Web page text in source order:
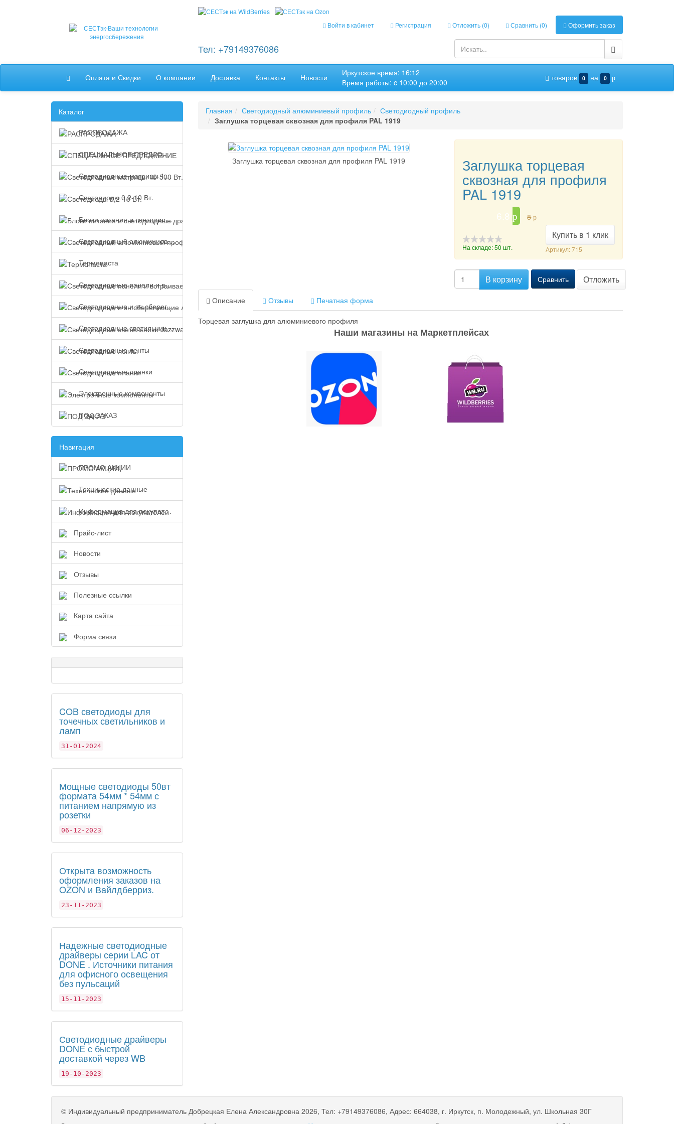
Войти в кабинет Регистрация Отложить (0) Сравнить (0) Оформить заказ
Тел: +79149376086
Оплата и Скидки О компании Доставка Контакты Новости товаров 0 на 0 p
Иркутское время: 16:12
Время работы: c 10:00 до 20:00
Каталог
РАСПРОДАЖА
СПЕЦИАЛЬНОЕ ПРЕДЛОЖЕНИЕ
Светодиодные матрицы 10-500 Вт.
Светодиоды 0,2-10 Вт.
Блоки питания и светодиодные драйверы
Светодиодный алюминиевый профиль
Термопаста
Светодиодные панели и встраиваемые светильники
Светодиодные и эн.сберегающие лампы
Светодиодные светильники Jazzway
Светодиодные ленты
Светодиодные планки
Электронные компоненты
ПОД ЗАКАЗ
Навигация
ПРОМО АКЦИИ
Технические данные
Информация для покупателей
Прайс-лист
Новости
Отзывы
Полезные ссылки
Карта сайта
Форма связи
COB светодиоды для
точечных светильников и
ламп
31-01-2024
Мощные светодиоды 50вт
формата 54мм * 54мм с
питанием напрямую из
розетки
06-12-2023
Открыта возможность
оформления заказов на
OZON и Вайлдберриз.
23-11-2023
Надежные светодиодные
драйверы серии LAC от
DONE . Источники питания
для офисного освещения
без пульсаций
15-11-2023
Светодиодные драйверы
DONE с быстрой
доставкой через WB
19-10-2023
Главная Светодиодный алюминиевый профиль
Светодиодный профиль
Заглушка торцевая сквозная для профиля PAL 1919
Заглушка торцевая сквозная для профиля PAL 1919 Заглушка торцевая
сквозная для профиля
PAL 1919
6.8 p 8 p
Купить в 1 клик
Артикул: 715
На складе: 50 шт.
В корзину Сравнить Отложить
Описание Отзывы Печатная форма
Торцевая заглушка для алюминиевого профиля
Наши магазины на Маркетплейсах
© Индивидуальный предприниматель Добрецкая Елена Александровна 2026, Тел: +79149376086, Адрес: 664038, г. Иркутск, п. Молодежный, ул. Школьная 30Г